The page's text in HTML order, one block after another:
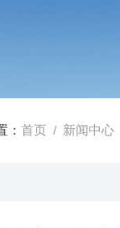
：首页 / 新闻中心